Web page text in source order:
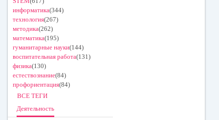
информатика(344)
технология(267)
методика(262)
математика(195)
гуманитарные науки(144)
воспитательная работа(131)
физика(130)
естествознание(84)
профориентация(84)
ВСЕ ТЕГИ
Деятельность